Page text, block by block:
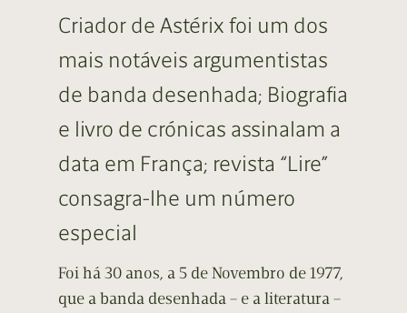
Criador de Astérix foi um dos
mais notáveis argumentistas
de banda desenhada; Biografia
e livro de crónicas assinalam a
data em França; revista “Lire”
consagra-lhe um número
especial
Foi há 30 anos, a 5 de Novembro de 1977,
que a banda desenhada – e a literatura –